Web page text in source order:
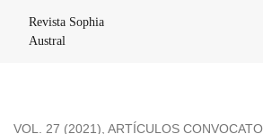
Revista Sophia
Austral
VOL. 27 (2021), ARTÍCULOS